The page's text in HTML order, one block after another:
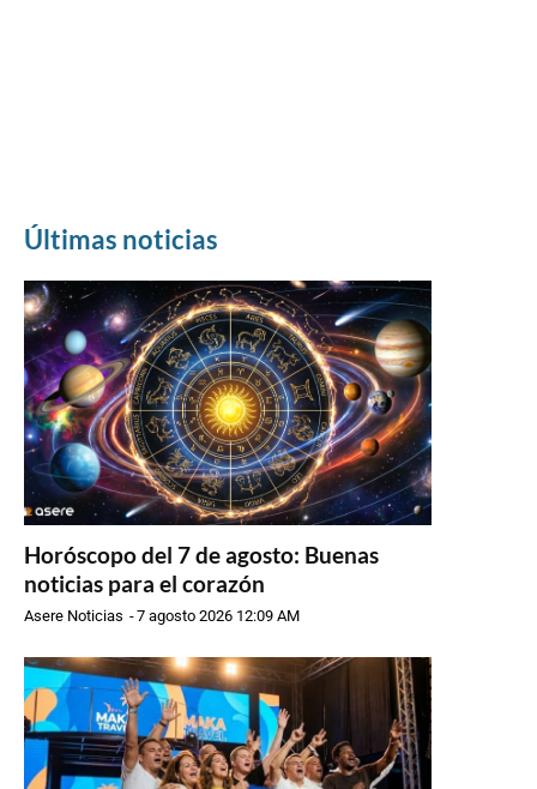
Últimas noticias
Horóscopo del 7 de agosto: Buenas
noticias para el corazón
Asere Noticias -7 agosto 2026 12:09 AM